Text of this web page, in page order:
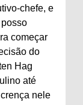
chefe, e
começar
do
Hag
até
nele